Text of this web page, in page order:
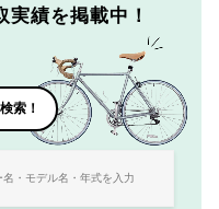
実績を掲載中！
索！